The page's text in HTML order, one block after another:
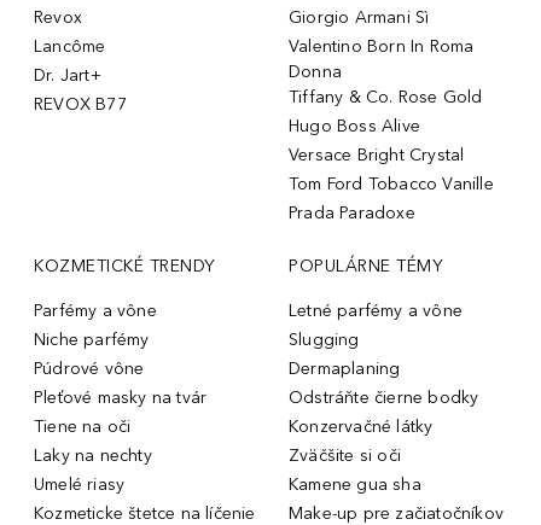
Revox
Lancôme
Dr. Jart+
REVOX B77
Giorgio Armani Sì
Valentino Born In Roma
Donna
Tiffany & Co. Rose Gold
Hugo Boss Alive
Versace Bright Crystal
Tom Ford Tobacco Vanille
Prada Paradoxe
KOZMETICKÉ TRENDY
Parfémy a vône
Niche parfémy
Púdrové vône
Pleťové masky na tvár
Tiene na oči
Laky na nechty
Umelé riasy
Kozmeticke štetce na líčenie
POPULÁRNE TÉMY
Letné parfémy a vône
Slugging
Dermaplaning
Odstráňte čierne bodky
Konzervačné látky
Zväčšite si oči
Kamene gua sha
Make-up pre začiatočníkov